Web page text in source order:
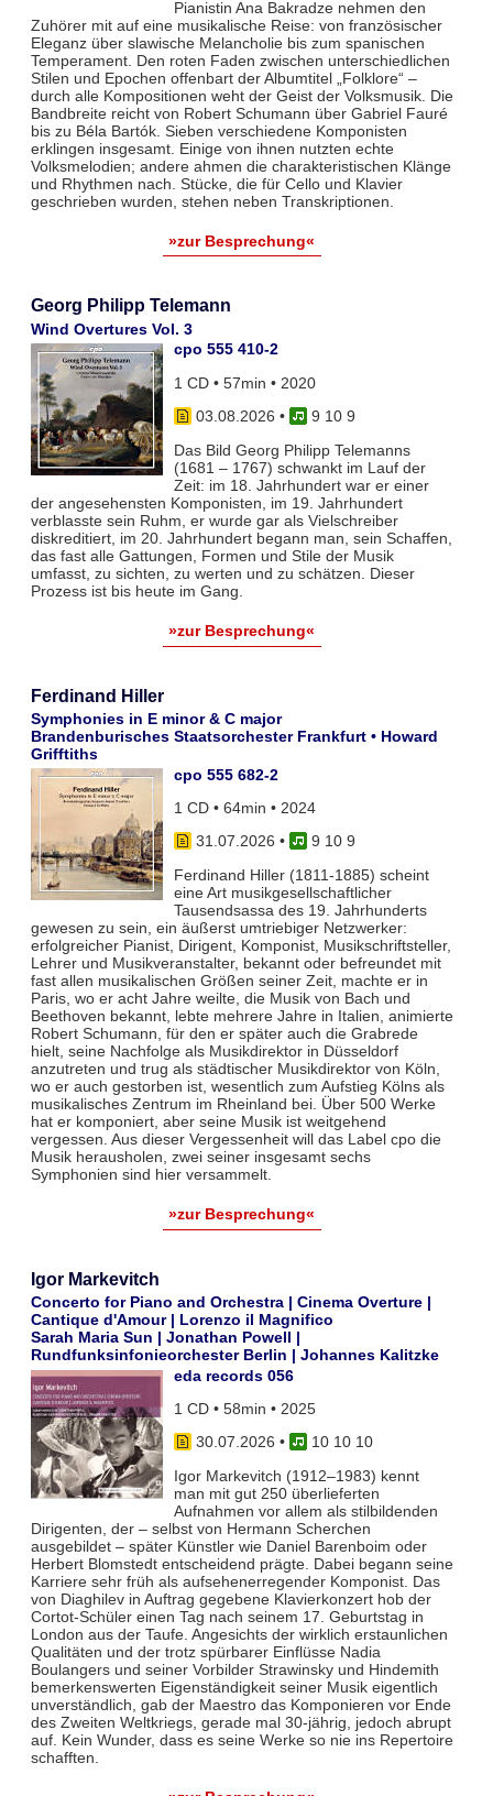
Pianistin Ana Bakradze nehmen den
Zuhörer mit auf eine musikalische Reise: von französischer
Eleganz über slawische Melancholie bis zum spanischen
Temperament. Den roten Faden zwischen unterschiedlichen
Stilen und Epochen offenbart der Albumtitel „Folklore“ –
durch alle Kompositionen weht der Geist der Volksmusik. Die
Bandbreite reicht von Robert Schumann über Gabriel Fauré
bis zu Béla Bartók. Sieben verschiedene Komponisten
erklingen insgesamt. Einige von ihnen nutzten echte
Volksmelodien; andere ahmen die charakteristischen Klänge
und Rhythmen nach. Stücke, die für Cello und Klavier
geschrieben wurden, stehen neben Transkriptionen.
»zur Besprechung«
Georg Philipp Telemann
Wind Overtures Vol. 3
cpo 555 410-2
1 CD • 57min • 2020
03.08.2026 •
9 10 9
Das Bild Georg Philipp Telemanns
(1681 – 1767) schwankt im Lauf der
Zeit: im 18. Jahrhundert war er einer
der angesehensten Komponisten, im 19. Jahrhundert
verblasste sein Ruhm, er wurde gar als Vielschreiber
diskreditiert, im 20. Jahrhundert begann man, sein Schaffen,
das fast alle Gattungen, Formen und Stile der Musik
umfasst, zu sichten, zu werten und zu schätzen. Dieser
Prozess ist bis heute im Gang.
»zur Besprechung«
Ferdinand Hiller
Symphonies in E minor & C major
Brandenburisches Staatsorchester Frankfurt • Howard
Grifftiths
cpo 555 682-2
1 CD • 64min • 2024
31.07.2026 •
9 10 9
Ferdinand Hiller (1811-1885) scheint
eine Art musikgesellschaftlicher
Tausendsassa des 19. Jahrhunderts
gewesen zu sein, ein äußerst umtriebiger Netzwerker:
erfolgreicher Pianist, Dirigent, Komponist, Musikschriftsteller,
Lehrer und Musikveranstalter, bekannt oder befreundet mit
fast allen musikalischen Größen seiner Zeit, machte er in
Paris, wo er acht Jahre weilte, die Musik von Bach und
Beethoven bekannt, lebte mehrere Jahre in Italien, animierte
Robert Schumann, für den er später auch die Grabrede
hielt, seine Nachfolge als Musikdirektor in Düsseldorf
anzutreten und trug als städtischer Musikdirektor von Köln,
wo er auch gestorben ist, wesentlich zum Aufstieg Kölns als
musikalisches Zentrum im Rheinland bei. Über 500 Werke
hat er komponiert, aber seine Musik ist weitgehend
vergessen. Aus dieser Vergessenheit will das Label cpo die
Musik herausholen, zwei seiner insgesamt sechs
Symphonien sind hier versammelt.
»zur Besprechung«
Igor Markevitch
Concerto for Piano and Orchestra | Cinema Overture |
Cantique d'Amour | Lorenzo il Magnifico
Sarah Maria Sun | Jonathan Powell |
Rundfunksinfonieorchester Berlin | Johannes Kalitzke
eda records 056
1 CD • 58min • 2025
30.07.2026 •
10 10 10
Igor Markevitch (1912–1983) kennt
man mit gut 250 überlieferten
Aufnahmen vor allem als stilbildenden
Dirigenten, der – selbst von Hermann Scherchen
ausgebildet – später Künstler wie Daniel Barenboim oder
Herbert Blomstedt entscheidend prägte. Dabei begann seine
Karriere sehr früh als aufsehenerregender Komponist. Das
von Diaghilev in Auftrag gegebene Klavierkonzert hob der
Cortot-Schüler einen Tag nach seinem 17. Geburtstag in
London aus der Taufe. Angesichts der wirklich erstaunlichen
Qualitäten und der trotz spürbarer Einflüsse Nadia
Boulangers und seiner Vorbilder Strawinsky und Hindemith
bemerkenswerten Eigenständigkeit seiner Musik eigentlich
unverständlich, gab der Maestro das Komponieren vor Ende
des Zweiten Weltkriegs, gerade mal 30-jährig, jedoch abrupt
auf. Kein Wunder, dass es seine Werke so nie ins Repertoire
schafften.